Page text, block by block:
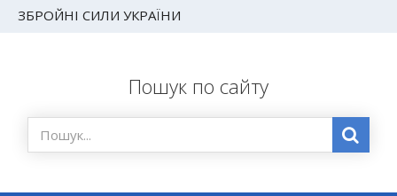
ЗБРОЙНІ СИЛИ УКРАЇНИ
Пошук по сайту